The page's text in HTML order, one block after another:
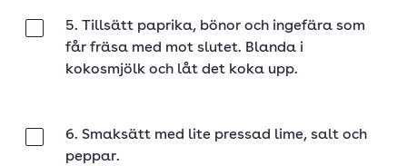
5. Tillsätt paprika, bönor och ingefära som
får fräsa med mot slutet. Blanda i
kokosmjölk och låt det koka upp.
6. Smaksätt med lite pressad lime, salt och
peppar.